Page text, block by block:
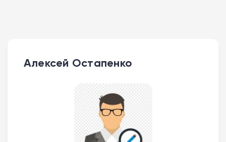
Алексей Остапенко